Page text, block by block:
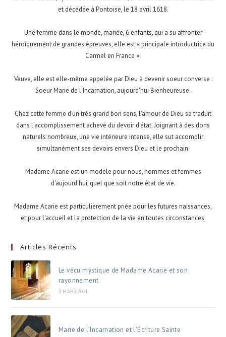
et décédée à Pontoise, le 18 avril 1618.
Une femme dans le monde, mariée, 6 enfants, qui a su affronter
héroïquement de grandes épreuves, elle est « principale introductrice du
Carmel en France ».
Veuve, elle est elle-même appelée par Dieu à devenir soeur converse :
Soeur Marie de l'Incarnation, aujourd'hui Bienheureuse.
Chez cette femme d'un très grand bon sens, l'amour de Dieu se traduit
dans l'accomplissement achevé du devoir d'état. Joignant à des dons
naturels nombreux, une vie intérieure intense, elle sut accomplir
simultanément ses devoirs envers Dieu et le prochain.
Madame Acarie est un modèle pour nous, hommes et femmes
d'aujourd'hui, quel que soit notre état de vie.
Madame Acarie est particulièrement priée pour les futures naissances,
et pour l'accueil et la protection de la vie en toutes circonstances.
Articles Récents
Le vécu mystique de Madame Acarie et son
rayonnement
3 MARS 2021
Marie de l’Incarnation et l’Écriture Sainte